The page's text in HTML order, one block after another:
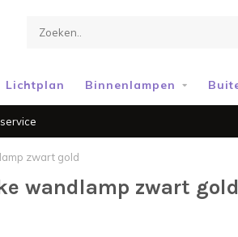
Lichtplan Binnenlampen
zwart gold
wandlamp zwart gold